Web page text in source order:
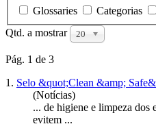
Glossaries
Categorias
Qtd. a mostrar
20
Pág. 1 de 3
1. Selo &quot;Clean &amp;
(Notícias)
... de higiene e limpeza dos
evitem ...